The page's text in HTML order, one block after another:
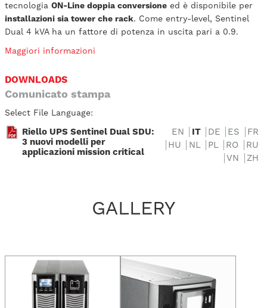
tecnologia ON-Line doppia conversione ed è disponibile per
installazioni sia tower che rack. Come entry-level, Sentinel
Dual 4 kVA ha un fattore di potenza in uscita pari a 0.9.
Maggiori informazioni
DOWNLOADS
Comunicato stampa
Select File Language:
Riello UPS Sentinel Dual SDU:
3 nuovi modelli per
applicazioni mission critical
EN IT DE ES
FR
HU
NL PL RO
RU
VN
ZH
GALLERY